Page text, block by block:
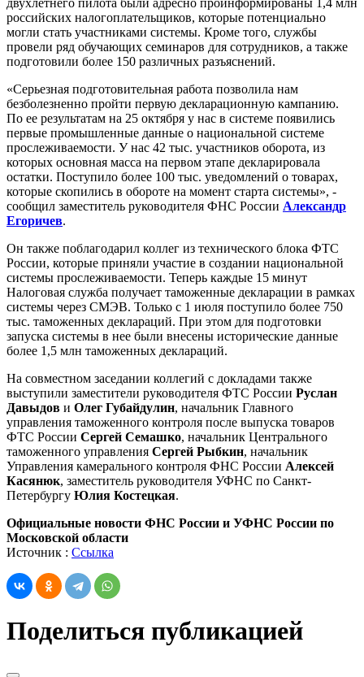
российских налогоплательщиков, которые потенциально
могли стать участниками системы. Кроме того, службы
провели ряд обучающих семинаров для сотрудников, а также
подготовили более 150 различных разъяснений.
«Серьезная подготовительная работа позволила нам
безболезненно пройти первую декларационную кампанию.
По ее результатам на 25 октября у нас в системе появились
первые промышленные данные о национальной системе
прослеживаемости. У нас 42 тыс. участников оборота, из
которых основная масса на первом этапе декларировала
остатки. Поступило более 100 тыс. уведомлений о товарах,
которые скопились в обороте на момент старта системы», -
сообщил заместитель руководителя ФНС России Александр
Егоричев.
Он также поблагодарил коллег из технического блока ФТС
России, которые приняли участие в создании национальной
системы прослеживаемости. Теперь каждые 15 минут
Налоговая служба получает таможенные декларации в рамках
системы через СМЭВ. Только с 1 июля поступило более 750
тыс. таможенных деклараций. При этом для подготовки
запуска системы в нее были внесены исторические данные
более 1,5 млн таможенных деклараций.
На совместном заседании коллегий с докладами также
выступили заместители руководителя ФТС России Руслан
Давыдов и Олег Губайдулин, начальник Главного
управления таможенного контроля после выпуска товаров
ФТС России Сергей Семашко, начальник Центрального
таможенного управления Сергей Рыбкин, начальник
Управления камерального контроля ФНС России Алексей
Касянюк, заместитель руководителя УФНС по Санкт-
Петербургу Юлия Костецкая.
Официальные новости ФНС России и УФНС России по
Московской области
Источник : Ссылка
Поделиться публикацией